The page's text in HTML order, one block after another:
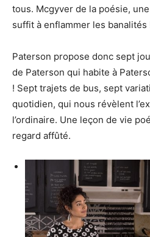
tous. Mcgyver de la poésie,
suffit à enflammer les banalités
Paterson propose donc sept
de Paterson qui habite à
! Sept trajets de bus, sept
quotidien, qui nous révèlent
l’ordinaire. Une leçon de vie
regard affûté.